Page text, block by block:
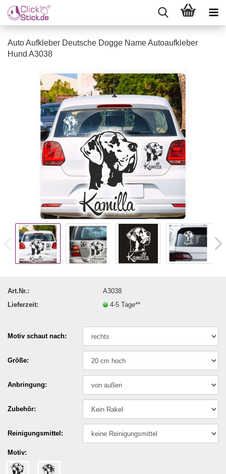
Auto Aufkleber Deutsche Dogge Name Autoaufkleber
Hund A3038
Art.Nr.:
A3038
Lieferzeit:
4-5 Tage**
Motiv schaut nach:
Größe:
Anbringung:
Zubehör:
Reinigungsmittel:
Motiv: